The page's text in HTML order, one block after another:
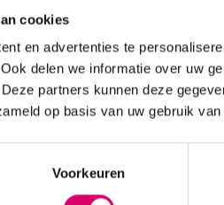
cookies
en advertenties te
delen we informatie over uw
partners kunnen deze
op basis van uw gebruik
Voorkeuren